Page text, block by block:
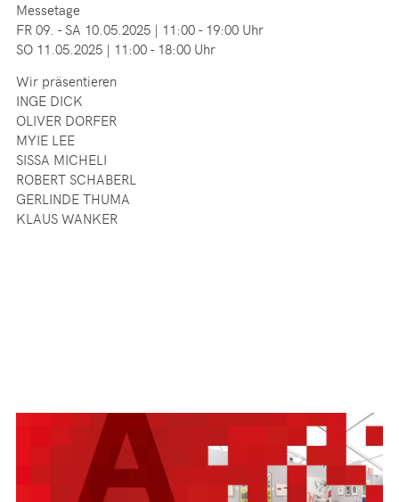
Messetage
FR 09. - SA 10.05.2025 | 11:00 - 19:00 Uhr
SO 11.05.2025 | 11:00 - 18:00 Uhr
Wir präsentieren
INGE DICK
OLIVER DORFER
MYIE LEE
SISSA MICHELI
ROBERT SCHABERL
GERLINDE THUMA
KLAUS WANKER